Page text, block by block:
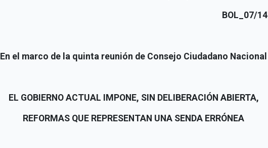
BOL_07/14
En el marco de la quinta reunión de Consejo Ciudadano Nacional
EL GOBIERNO ACTUAL IMPONE, SIN DELIBERACIÓN ABIERTA,
REFORMAS QUE REPRESENTAN UNA SENDA ERRÓNEA